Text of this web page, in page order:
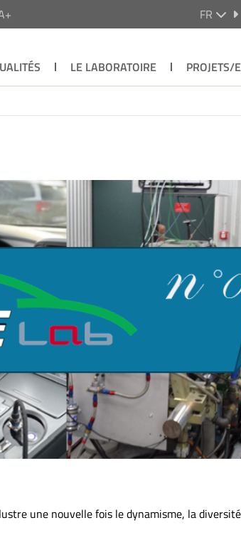
FR
LE LABORATOIRE PROJETS/
une nouvelle fois le dynamisme, la diversité